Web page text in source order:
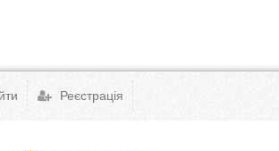
Реєстрація